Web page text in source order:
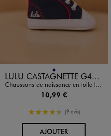
Disponible en 1 coloris
MARINE LULU CASTAGNETTE G4G D
Chaussons de naissance en toile look tennis bébé - LuluCastagnette
10,99 €
4.5/5 de moyenne
(9 avis)
AJOUTERAU PANIER